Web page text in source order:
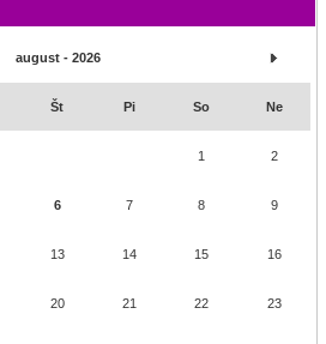
august - 2026
Št Pi So Ne
1 2
6 7 8 9
13 14 15 16
20 21 22 23